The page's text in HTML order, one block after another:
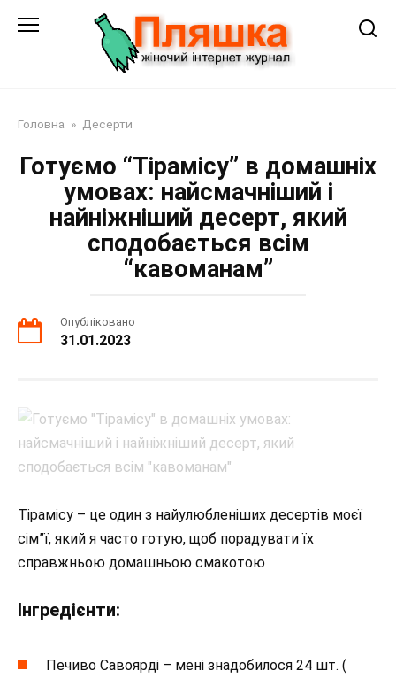
Головна » Десерти
Готуємо “Тірамісу” в домашніх
умовах: найсмачніший і
найніжніший десерт, який
сподобається всім
“кавоманам”
Опубліковано
31.01.2023
Тірамісу – це один з найулюбленіших десертів моєї
сім”ї, який я часто готую, щоб порадувати їх
справжньою домашньою смакотою
Інгредієнти:
Печиво Савоярді – мені знадобилося 24 шт. (